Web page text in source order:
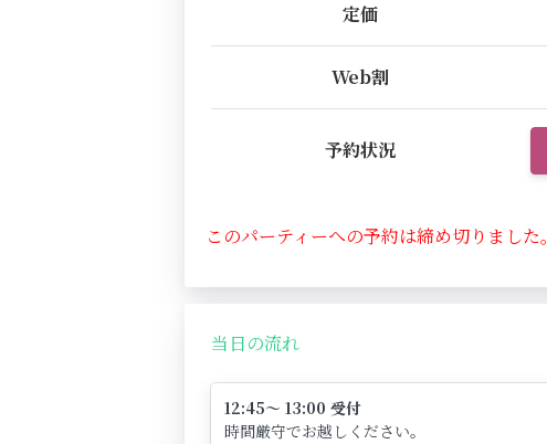
定価
Web割
予約状況
このパーティーへの予約は締め切りました。
当日の流れ
12:45～ 13:00 受付
時間厳守でお越しください。